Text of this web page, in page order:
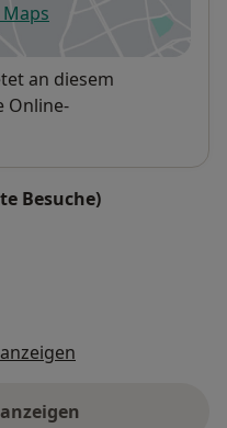
in einer neuen
an diesem
Online-
Besuche)